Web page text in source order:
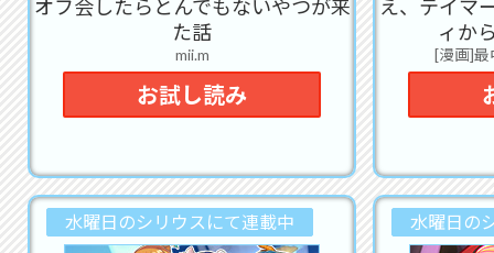
２
い
世
れ
オフ会したらとんでもないやつが来
た話
mii.m
お試し読み
え、テイマ
ィか
[漫画]最
水曜日のシリウスにて連載中 水曜日の